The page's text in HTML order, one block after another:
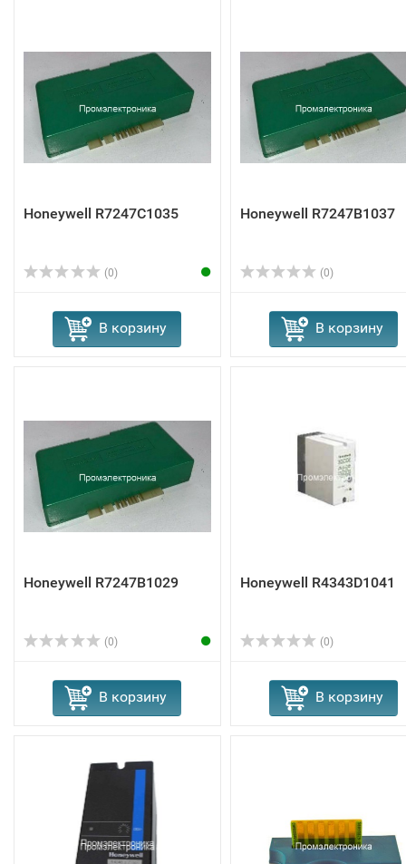
Honeywell R7247C1035
(0)
В корзину
Honeywell R7247B1037
(0)
В корзину
Honeywell R7247B1029
(0)
В корзину
Honeywell R4343D1041
(0)
В корзину